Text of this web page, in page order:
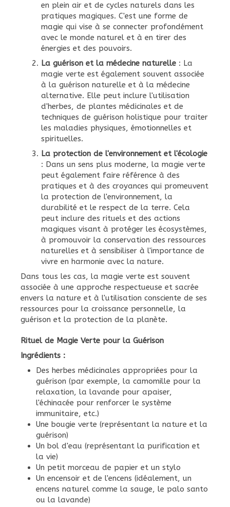
en plein air et de cycles naturels dans les
pratiques magiques. C'est une forme de
magie qui vise à se connecter profondément
avec le monde naturel et à en tirer des
énergies et des pouvoirs.
La guérison et la médecine naturelle : La
magie verte est également souvent associée
à la guérison naturelle et à la médecine
alternative. Elle peut inclure l'utilisation
d'herbes, de plantes médicinales et de
techniques de guérison holistique pour traiter
les maladies physiques, émotionnelles et
spirituelles.
La protection de l'environnement et l'écologie
: Dans un sens plus moderne, la magie verte
peut également faire référence à des
pratiques et à des croyances qui promeuvent
la protection de l'environnement, la
durabilité et le respect de la terre. Cela
peut inclure des rituels et des actions
magiques visant à protéger les écosystèmes,
à promouvoir la conservation des ressources
naturelles et à sensibiliser à l'importance de
vivre en harmonie avec la nature.
Dans tous les cas, la magie verte est souvent
associée à une approche respectueuse et sacrée
envers la nature et à l'utilisation consciente de ses
ressources pour la croissance personnelle, la
guérison et la protection de la planète.
Rituel de Magie Verte pour la Guérison
Ingrédients :
Des herbes médicinales appropriées pour la
guérison (par exemple, la camomille pour la
relaxation, la lavande pour apaiser,
l'échinacée pour renforcer le système
immunitaire, etc.)
Une bougie verte (représentant la nature et la
guérison)
Un bol d'eau (représentant la purification et
la vie)
Un petit morceau de papier et un stylo
Un encensoir et de l'encens (idéalement, un
encens naturel comme la sauge, le palo santo
ou la lavande)